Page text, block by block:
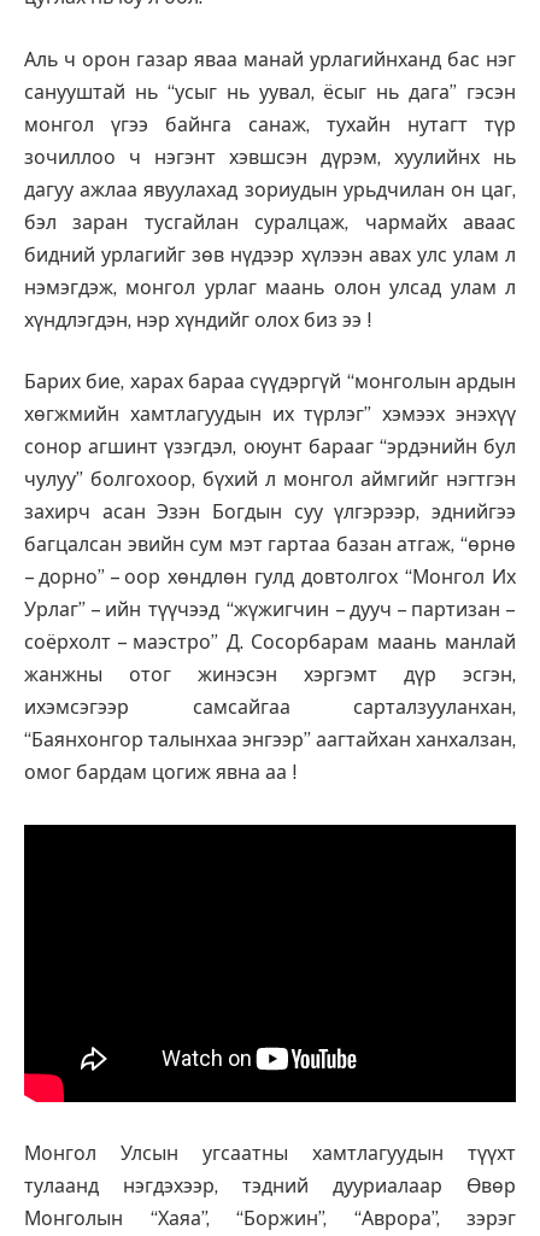
Аль ч орон газар яваа манай урлагийнханд бас нэг
санууштай нь “усыг нь уувал, ёсыг нь дага” гэсэн
монгол үгээ байнга санаж, тухайн нутагт түр
зочиллоо ч нэгэнт хэвшсэн дүрэм, хуулийнх нь
дагуу ажлаа явуулахад зориудын урьдчилан он цаг,
бэл заран тусгайлан суралцаж, чармайх аваас
бидний урлагийг зөв нүдээр хүлээн авах улс улам л
нэмэгдэж, монгол урлаг маань олон улсад улам л
хүндлэгдэн, нэр хүндийг олох биз ээ !
Барих бие, харах бараа сүүдэргүй “монголын ардын
хөгжмийн хамтлагуудын их түрлэг” хэмээх энэхүү
сонор агшинт үзэгдэл, оюунт барааг “эрдэнийн бул
чулуу” болгохоор, бүхий л монгол аймгийг нэгтгэн
захирч асан Эзэн Богдын суу үлгэрээр, эднийгээ
багцалсан эвийн сум мэт гартаа базан атгаж, “өрнө
– дорно” – оор хөндлөн гулд довтолгох “Монгол Их
Урлаг” – ийн түүчээд “жүжигчин – дууч – партизан –
соёрхолт – маэстро” Д. Сосорбарам маань манлай
жанжны отог жинэсэн хэргэмт дүр эсгэн,
ихэмсэгээр самсайгаа сарталзууланхан,
“Баянхонгор талынхаа энгээр” аагтайхан ханхалзан,
омог бардам цогиж явна аа !
Монгол Улсын угсаатны хамтлагуудын түүхт
тулаанд нэгдэхээр, тэдний дууриалаар Өвөр
Монголын “Хаяа”, “Боржин”, “Аврора”, зэрэг